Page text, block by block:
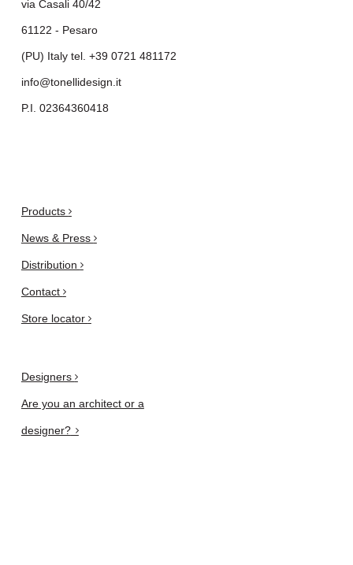
via Casali 40/42
61122 - Pesaro
(PU) Italy tel. +39 0721 481172
info@tonellidesign.it
P.I. 02364360418
Products
News & Press
Distribution
Contact
Store locator
Designers
Are you an architect or a
designer?